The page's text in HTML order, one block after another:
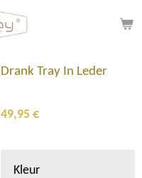
Drank Tray In Leder
49,95 €
Kleur